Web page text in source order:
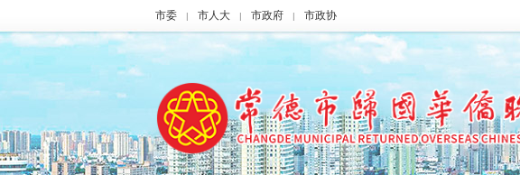
市委 | 市人大 | 市政府 | 市政协